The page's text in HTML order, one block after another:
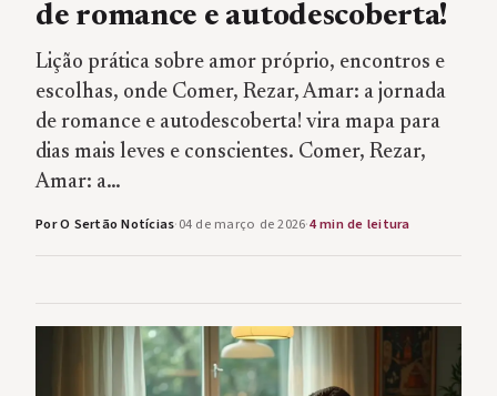
de romance e autodescoberta!
Lição prática sobre amor próprio, encontros e
escolhas, onde Comer, Rezar, Amar: a jornada
de romance e autodescoberta! vira mapa para
dias mais leves e conscientes. Comer, Rezar,
Amar: a…
Por O Sertão Notícias·04 de março de 2026·4 min de leitura